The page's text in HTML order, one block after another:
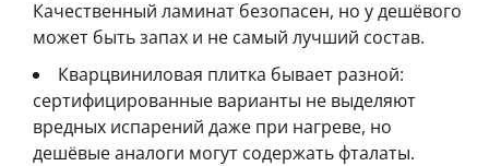
Качественный ламинат безопасен, но у дешёвого
может быть запах и не самый лучший состав.
Кварцвиниловая плитка бывает разной:
сертифицированные варианты не выделяют
вредных испарений даже при нагреве, но
дешёвые аналоги могут содержать фталаты.